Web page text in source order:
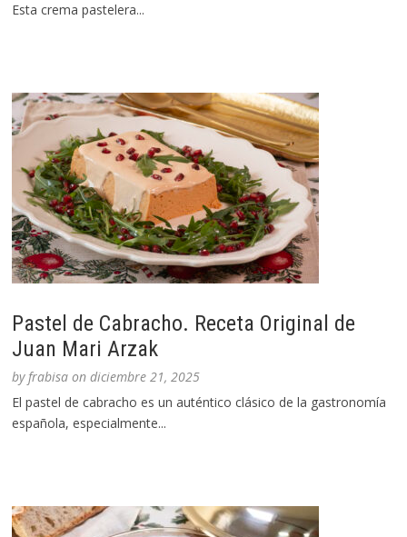
Esta crema pastelera...
Pastel de Cabracho. Receta Original de
Juan Mari Arzak
byfrabisa ondiciembre 21, 2025
El pastel de cabracho es un auténtico clásico de la gastronomía
española, especialmente...